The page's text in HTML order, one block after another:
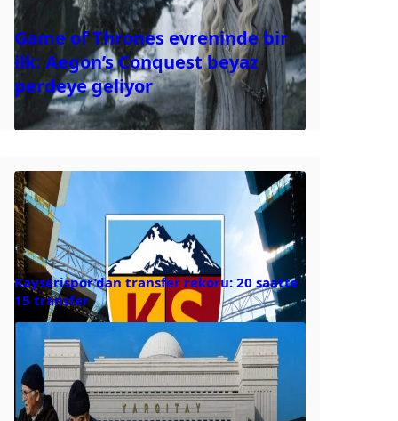
Game of Thrones evreninde bir
ilk: Aegon’s Conquest beyaz
perdeye geliyor
Kayserispor’dan transfer rekoru: 20 saatte
15 transfer